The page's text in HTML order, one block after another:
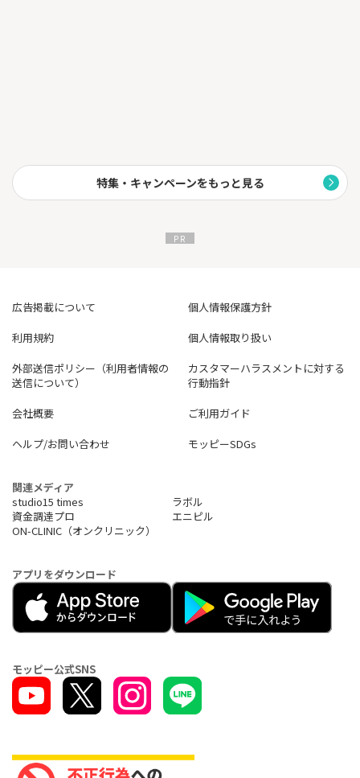
特集・キャンペーンをもっと見る
広告掲載について
個人情報保護方針
利用規約
個人情報取り扱い
外部送信ポリシー（利用者情報の
送信について）
カスタマーハラスメントに対する
行動指針
会社概要
ご利用ガイド
ヘルプ/お問い合わせ
モッピーSDGs
関連メディア
studio15 times
ラボル
資金調達プロ
エニピル
ON-CLINIC（オンクリニック）
アプリをダウンロード
モッピー公式SNS